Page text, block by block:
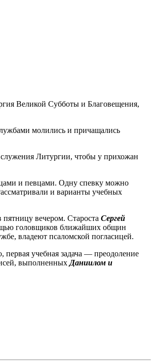
Великой Субботы и Благовещения,
молились и причащались
служения Литургии, чтобы у прихожан
и певцами. Одну спевку можно
и варианты учебных
вечером. Староста Сергей
головщиков ближайших общин
владеют псаломской погласицей.
учебная задача — преодоление
выполненных Даниилом и